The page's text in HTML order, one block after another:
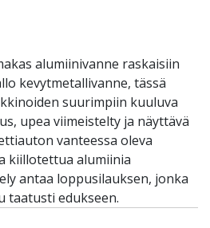
alumiinivanne raskaisiin
kevytmetallivanne, tässä
suurimpiin kuuluva
upea viimeistelty ja näyttävä
vanteessa oleva
kiillotettua alumiinia
antaa loppusilauksen, jonka
taatusti edukseen.